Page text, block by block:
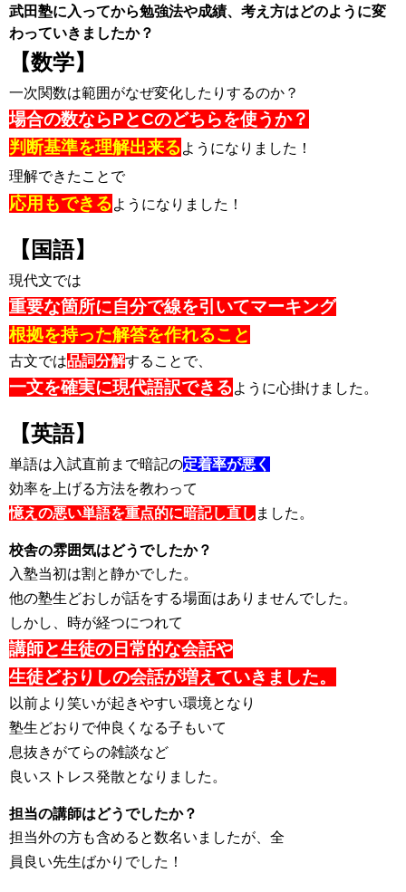
武田塾に入ってから勉強法や成績、考え方はどのように変
わっていきましたか？
【数学】
一次関数は範囲がなぜ変化したりするのか？
場合の数ならPとCのどちらを使うか？
判断基準を理解出来るようになりました！
理解できたことで
応用もできるようになりました！
【国語】
現代文では
重要な箇所に自分で線を引いてマーキング
根拠を持った解答を作れること
古文では品詞分解することで、
一文を確実に現代語訳できるように心掛けました。
【英語】
単語は入試直前まで暗記の定着率が悪く
効率を上げる方法を教わって
憶えの悪い単語を重点的に暗記し直し ました。
校舎の雰囲気はどうでしたか？
入塾当初は割と静かでした。
他の塾生どおしが話をする場面はありませんでした。
しかし、 時が経つにつれて
講師と生徒の日常的な会話や
生徒どおりしの会話が増えていきました。
以前より笑いが起きやすい環境となり
塾生どおりで仲良くなる子もいて
息抜きがてらの雑談など
良いストレス発散となりました。
担当の講師はどうでしたか？
担当外の方も含めると数名いましたが、全
員良い先生ばかりでした！